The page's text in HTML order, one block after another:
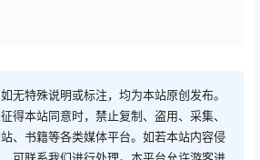
无特殊说明或标注，均为本站原创发布。
得本站同意时，禁止复制、盗用、采集、
、书籍等各类媒体平台。如若本站内容侵